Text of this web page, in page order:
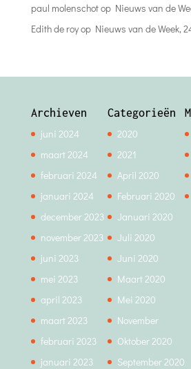
paul molenschotop Nieuws van de
Edith de royop Nieuws van de Week,
Archieven
juni 2024
maart 2024
februari 2024
januari 2024
december 2023
november 2023
juni 2023
mei 2023
april 2023
maart 2023
februari 2023
januari 2023
Categorieën
2020
2021
April 2020
Februari 2020
Januari 2020
Juli 2020
Juni 2020
Maart 2020
Mei 2020
November
Oktober 2020
September 2020